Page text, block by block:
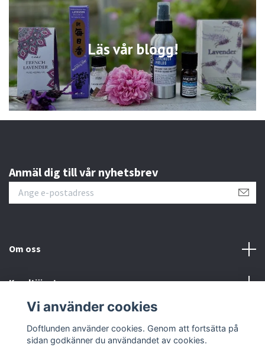
Läs vår blogg!
Anmäl dig till vår nyhetsbrev
Om oss
Kundtjänst
Vi använder cookies
Doftlunden använder cookies. Genom att fortsätta på
sidan godkänner du användandet av cookies.